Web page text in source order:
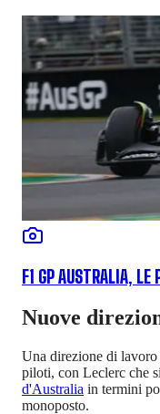
F1 GP AUSTRALIA, LE
Nuove
Una direzione di lavoro
piloti, con Leclerc che
d'Australia in termini
monoposto.